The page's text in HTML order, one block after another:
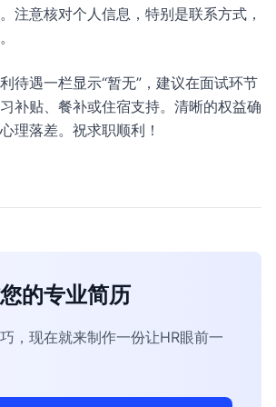
。注意核对个人信息，特别是联系方式，
待遇一栏显示“暂无”，建议在面试环节
补贴、餐补或住宿支持。清晰的权益确
理落差。祝求职顺利！
的专业简历
，现在就来制作一份让HR眼前一